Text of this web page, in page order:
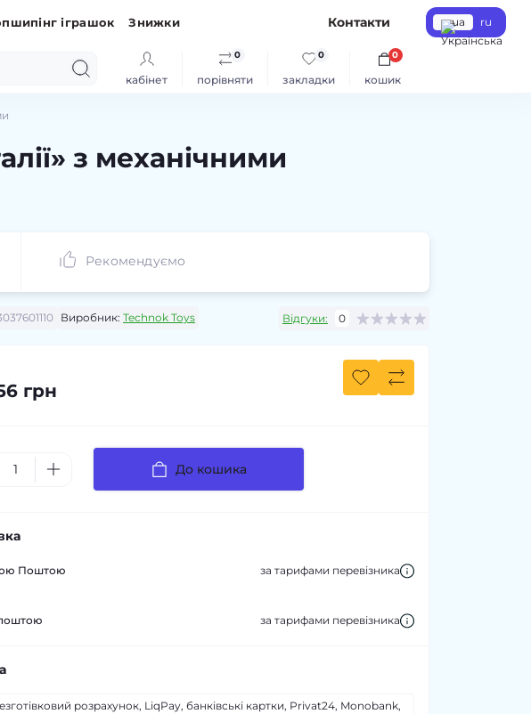
іграшок Знижки Контакти ua ru
кабінет порівняти
0
закладки
0
кошик
0
з механічними
Рекомендуємо
Виробник: Technok Toys Відгуки: 0
грн
До кошика
Поштою за тарифами перевізника
за тарифами перевізника
розрахунок, LiqPay, банківські картки, Privat24, Monobank,